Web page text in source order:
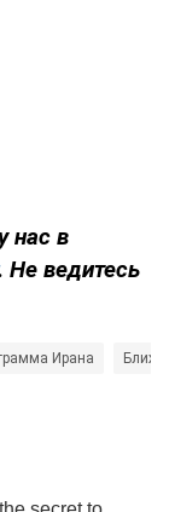
нас в
Не ведитесь
Ирана